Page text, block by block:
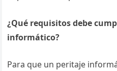
¿Qué requisitos debe
informático?
Para que un peritaje